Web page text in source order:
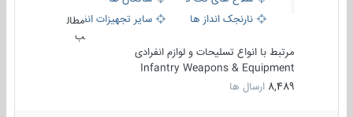
نارنجک انداز ها
سایر تجهیزات انفرادی
مطال
ب
مرتبط با انواع تسلیحات و لوازم انفرادی
Infantry Weapons & Equipment
8,489 ارسال ها